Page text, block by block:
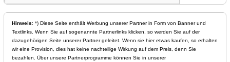
Hinweis: *) Diese Seite enthält Werbung unserer Partner in Form von Banner und
Textlinks. Wenn Sie auf sogenannte Partnerlinks klicken, so werden Sie auf der
dazugehörigen Seite unserer Partner geleitet. Wenn sie hier etwas kaufen, so erhalten
wir eine Provision, dies hat keine nachteilige Wirkung auf dem Preis, denn Sie
bezahlen. Über unsere Partnerprogramme können Sie in unserer